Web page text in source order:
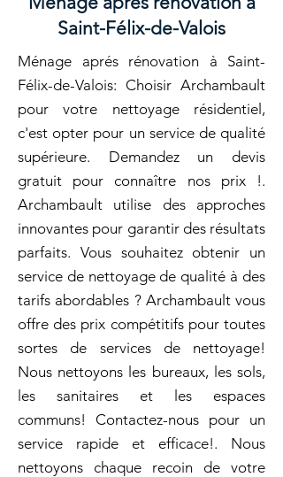
Saint-Félix-de-Valois
Ménage aprés rénovation à Saint-
Félix-de-Valois: Choisir Archambault
pour votre nettoyage résidentiel,
c'est opter pour un service de qualité
supérieure. Demandez un devis
gratuit pour connaître nos prix !.
Archambault utilise des approches
innovantes pour garantir des résultats
parfaits. Vous souhaitez obtenir un
service de nettoyage de qualité à des
tarifs abordables ? Archambault vous
offre des prix compétitifs pour toutes
sortes de services de nettoyage!
Nous nettoyons les bureaux, les sols,
les sanitaires et les espaces
communs! Contactez-nous pour un
service rapide et efficace!. Nous
nettoyons chaque recoin de votre